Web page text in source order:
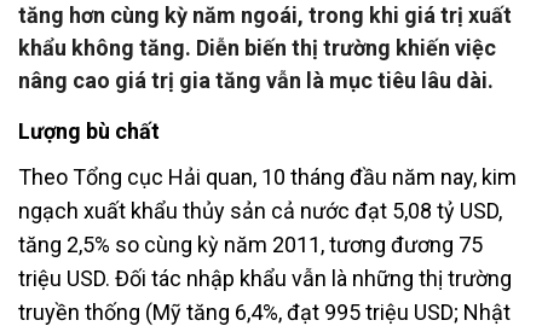
tăng hơn cùng kỳ năm ngoái, trong khi giá trị xuất
khẩu không tăng. Diễn biến thị trường khiến việc
nâng cao giá trị gia tăng vẫn là mục tiêu lâu dài.
Lượng bù chất
Theo Tổng cục Hải quan, 10 tháng đầu năm nay, kim
ngạch xuất khẩu thủy sản cả nước đạt 5,08 tỷ USD,
tăng 2,5% so cùng kỳ năm 2011, tương đương 75
triệu USD. Đối tác nhập khẩu vẫn là những thị trường
truyền thống (Mỹ tăng 6,4%, đạt 995 triệu USD; Nhật